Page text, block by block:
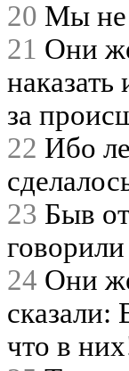
20 Мы не
21 Они
за
22 Ибо
23 Быв
24 Они
что в